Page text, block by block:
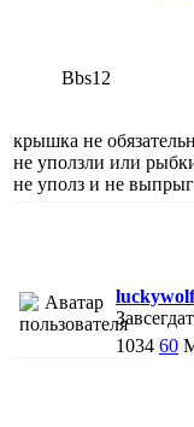
Bbs12
крышка не
не уползли или
не уполз и не
1034 60